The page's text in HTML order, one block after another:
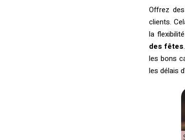
Offrez des
clients.
la
des fêtes
les bons
les délais